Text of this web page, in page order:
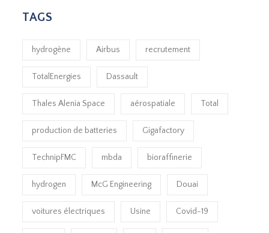
TAGS
hydrogène Airbus recrutement
TotalEnergies Dassault
Thales Alenia Space aérospatiale Total
production de batteries Gigafactory
TechnipFMC mbda bioraffinerie
hydrogen McG Engineering Douai
voitures électriques Usine Covid-19